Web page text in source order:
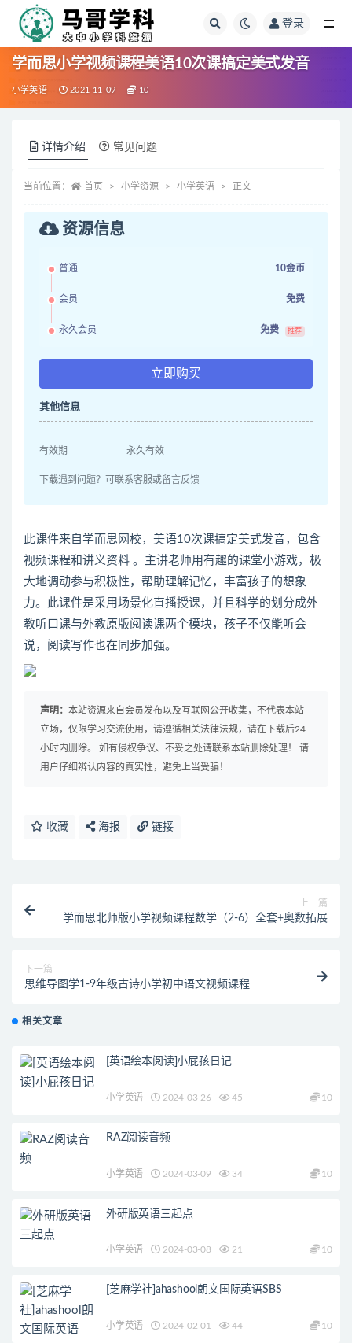
登录
学而思小学视频课程美语10次课搞定美式发音
小学英语 2021-11-09 10
详情介绍 常见问题
当前位置： 首页 小学资源 小学英语 正文
资源信息
普通 10金币
会员 免费
永久会员 免费 推荐
立即购买
其他信息
有效期 永久有效
下载遇到问题？可联系客服或留言反馈
此课件来自学而思网校，美语10次课搞定美式发音，包含
视频课程和讲义资料 。主讲老师用有趣的课堂小游戏，极
大地调动参与积极性，帮助理解记忆，丰富孩子的想象
力。此课件是采用场景化直播授课，并且科学的划分成外
教听口课与外教原版阅读课两个模块，孩子不仅能听会
说，阅读写作也在同步加强。
声明： 本站资源来自会员发布以及互联网公开收集，不代表本站
立场，仅限学习交流使用，请遵循相关法律法规，请在下载后24
小时内删除。 如有侵权争议、不妥之处请联系本站删除处理！ 请
用户仔细辨认内容的真实性，避免上当受骗！
收藏 海报 链接
上一篇
学而思北师版小学视频课程数学（2-6）全套+奥数拓展
下一篇
思维导图学1-9年级古诗小学初中语文视频课程
相关文章
[英语绘本阅读]小屁孩日记
小学英语 2024-03-26 45 10
RAZ阅读音频
小学英语 2024-03-09 34 10
外研版英语三起点
小学英语 2024-03-08 21 10
[芝麻学社]ahashool朗文国际英语SBS
小学英语 2024-02-01 44 10
全部